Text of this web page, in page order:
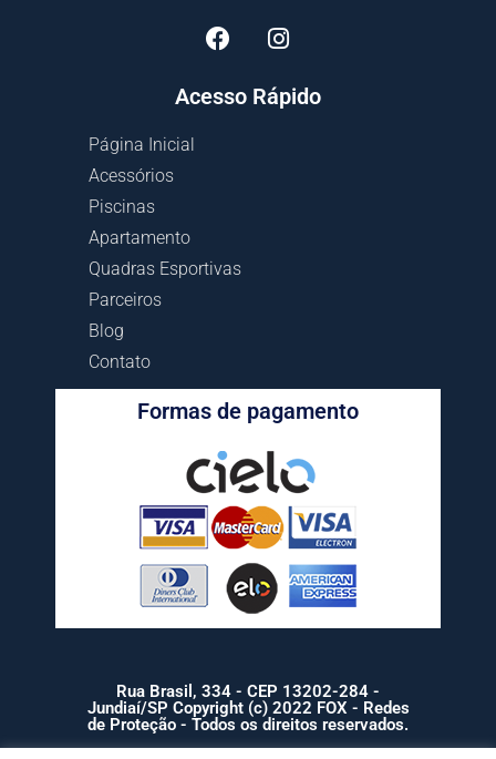
Acesso Rápido
Página Inicial
Acessórios
Piscinas
Apartamento
Quadras Esportivas
Parceiros
Blog
Contato
Formas de pagamento
Rua Brasil, 334 - CEP 13202-284 -
Jundiaí/SP Copyright (c) 2022 FOX - Redes
de Proteção - Todos os direitos reservados.